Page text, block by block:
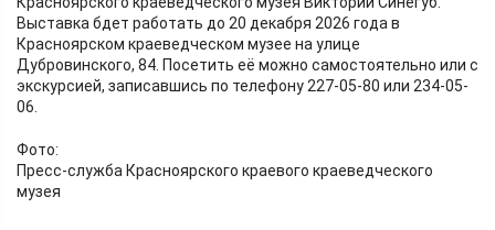
Выставка бдет работать до 20 декабря 2026 года в
Красноярском краеведческом музее на улице
Дубровинского, 84. Посетить её можно самостоятельно или с
экскурсией, записавшись по телефону 227-05-80 или 234-05-
06.
Фото:
Пресс-служба Красноярского краевого краеведческого
музея